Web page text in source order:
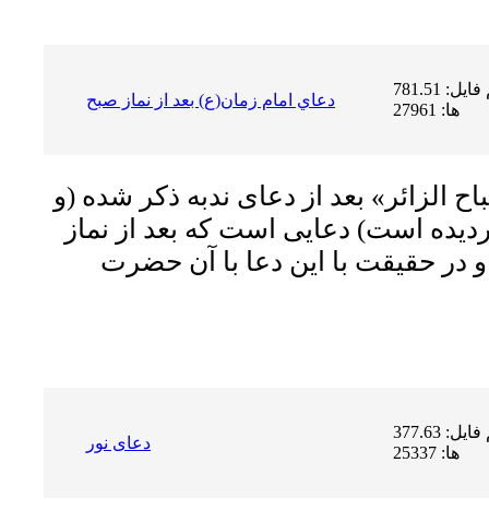
دعاي امام زمان(ع) بعد از نماز صبح
حجم فایل: 781.51 KB | دریافت
ها: 27961
الزائر» بعد از دعاى ندبه ذکر شده (و
است) دعایى است که بعد از نماز
در حقیقت با این دعا با آن حضرت
دعای نور
حجم فایل: 377.63 KB | دریافت
ها: 25337